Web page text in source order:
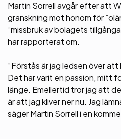
Martin Sorrell avgår efter att
granskning mot honom för
”missbruk av bolagets
har rapporterat om.
“Förstås är jag ledsen över att
Det har varit en passion, mitt
länge. Emellertid tror jag att
är att jag kliver ner nu. Jag
säger Martin Sorrell i en